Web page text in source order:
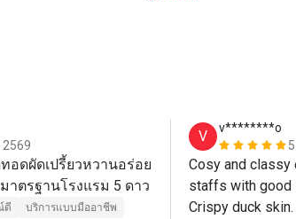
2569
อดผัดเปรี้ยวหวานอร่อย
ดี บริการแบบมืออาชีพ
V
v********o
Cosy and classy
staffs with good
Crispy duck